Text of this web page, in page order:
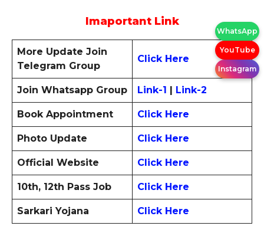
Imaportant Link
More Update Join
Telegram Group
Click Here
Join Whatsapp Group Link-1 | Link-2
Book Appointment Click Here
Photo Update Click Here
Official Website Click Here
10th, 12th Pass Job Click Here
Sarkari Yojana Click Here
WhatsApp
YouTube
Instagram